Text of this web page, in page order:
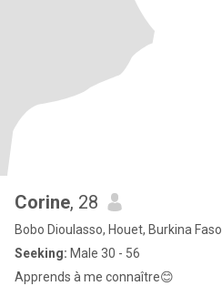
Corine, 28
Bobo Dioulasso, Houet, Burkina Faso
Seeking: Male 30 - 56
Apprends à me connaître😊